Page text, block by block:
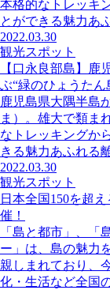
本格的なトレッキ
とができる魅力あ
2022.03.30
観光スポット
【口永良部島】鹿
ぶ“緑のひょうたん
鹿児島県大隅半島
ま）。雄大で類ま
なトレッキングか
きる魅力あふれる
2022.03.30
観光スポット
日本全国150を超
催！
「島と都市」、「
ー」は、島の魅力
親しまれており、
化・生活など全国